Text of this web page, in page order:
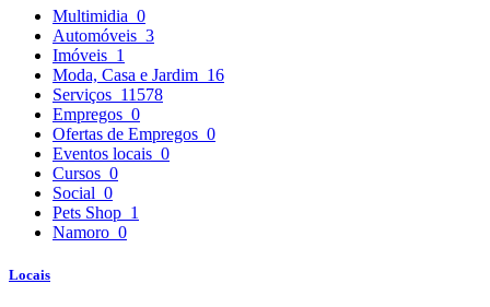
Multimidia 0
Automóveis 3
Imóveis 1
Moda, Casa e Jardim 16
Serviços 11578
Empregos 0
Ofertas de Empregos 0
Eventos locais 0
Cursos 0
Social 0
Pets Shop 1
Namoro 0
Locais